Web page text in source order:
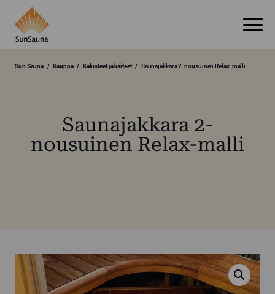
Saunajakkara 2-
nousuinen Relax-malli
Sun Sauna Kauppa Kalusteet ja kaiteet Saunajakkara 2-nousuinen Relax-malli